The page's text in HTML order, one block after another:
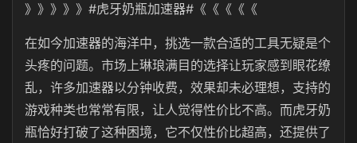
》》》》》#虎牙奶瓶加速器#《《《《《
在如今加速器的海洋中，挑选一款合适的工具无疑是个
头疼的问题。市场上琳琅满目的选择让玩家感到眼花缭
乱，许多加速器以分钟收费，效果却未必理想，支持的
游戏种类也常常有限，让人觉得性价比不高。而虎牙奶
瓶恰好打破了这种困境，它不仅性价比超高，还提供了